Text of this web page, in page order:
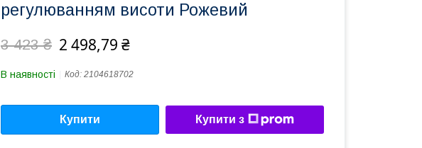
регулюванням висоти Рожевий
3 423 ₴ 2 498,79 ₴
В наявності Код: 2104618702
Купити Купити з